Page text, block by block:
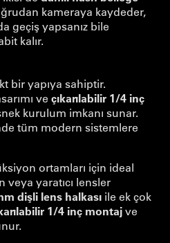
kameraya kaydeder,
geçiş yapsanız bile
kalır.
bir yapıya sahiptir.
ve çıkarılabilir 1/4 inç
kurulum imkanı sunar.
tüm modern sistemlere
ortamları için ideal
yaratıcı lensler
dişli lens halkası ile ek çok
1/4 inç montajve